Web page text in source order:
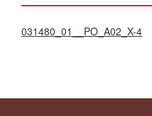
031480_01__PO_A02_X-4